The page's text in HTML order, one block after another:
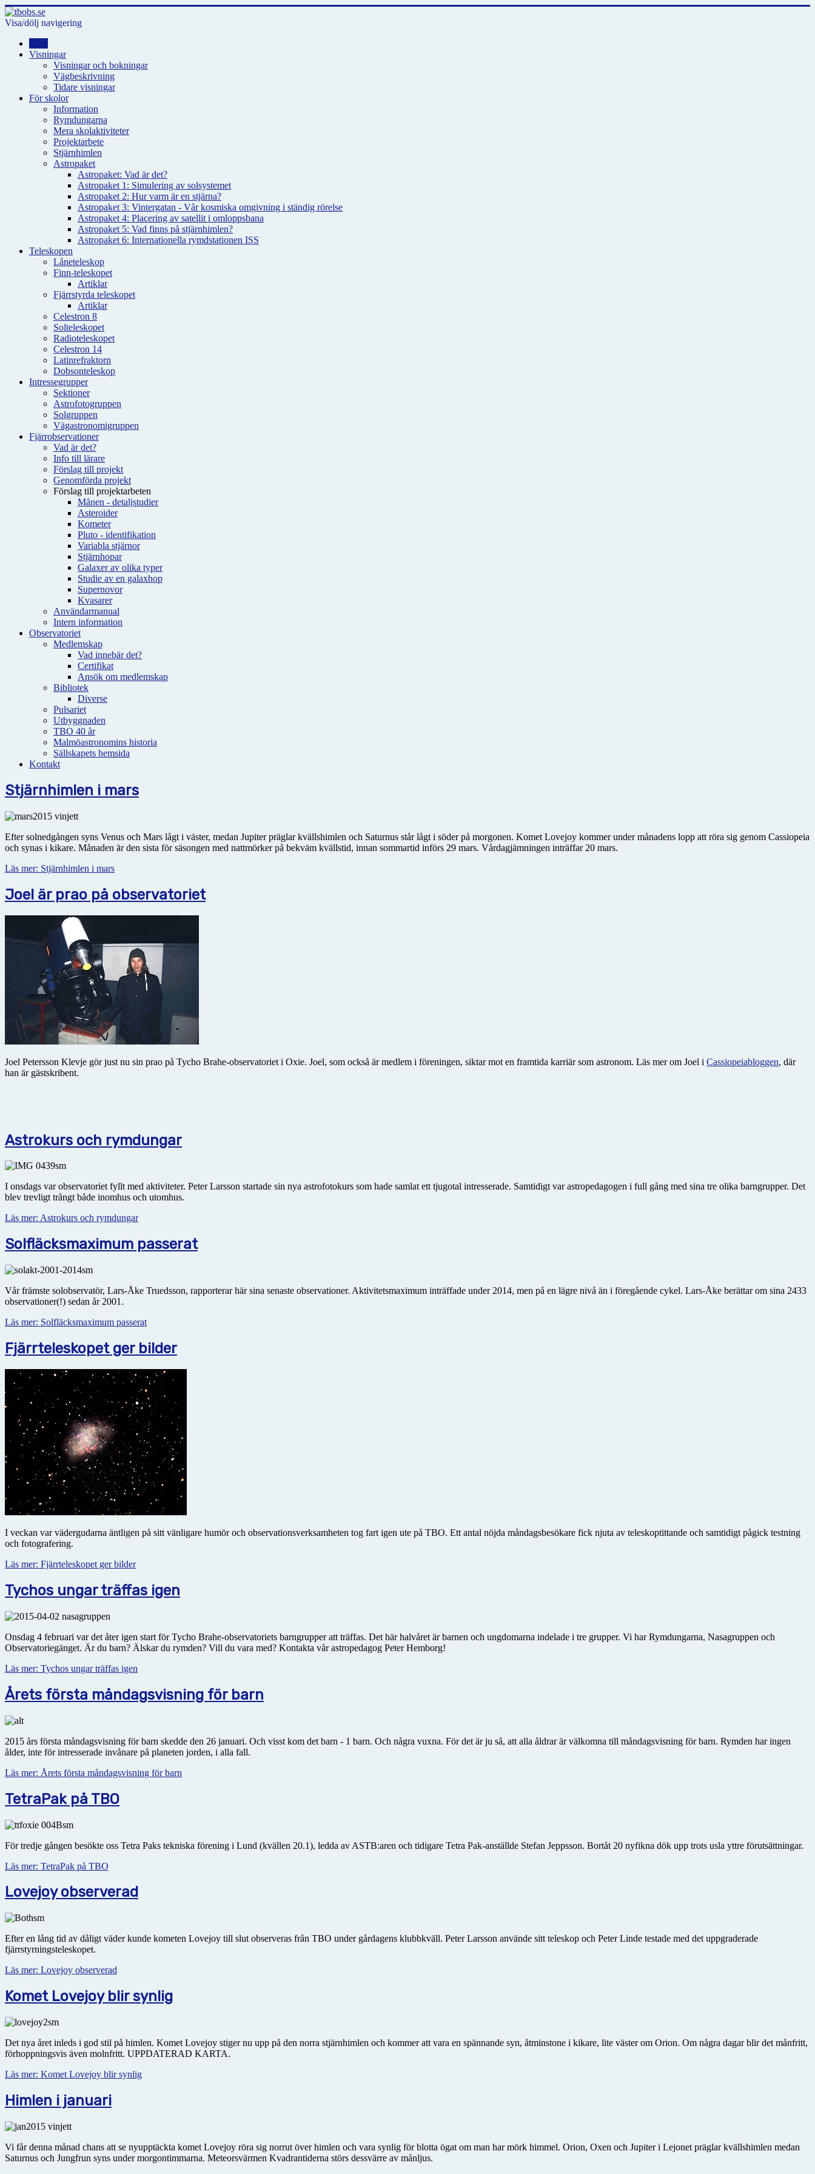
Visa/dölj navigering
Visningar
Visningar och bokningar
Vägbeskrivning
Tidare visningar
För skolor
Information
Rymdungarna
Mera skolaktiviteter
Projektarbete
Stjärnhimlen
Astropaket
Astropaket: Vad är det?
Astropaket 1: Simulering av solsystemet
Astropaket 2: Hur varm är en stjärna?
Astropaket 3: Vintergatan - Vår kosmiska omgivning i ständig rörelse
Astropaket 4: Placering av satellit i omloppsbana
Astropaket 5: Vad finns på stjärnhimlen?
Astropaket 6: Internationella rymdstationen ISS
Teleskopen
Låneteleskop
Finn-teleskopet
Artiklar
Fjärrstyrda teleskopet
Artiklar
Celestron 8
Solteleskopet
Radioteleskopet
Celestron 14
Latinrefraktorn
Dobsonteleskop
Intressegrupper
Sektioner
Astrofotogruppen
Solgruppen
Vägastronomigruppen
Fjärrobservationer
Vad är det?
Info till lärare
Förslag till projekt
Genomförda projekt
Förslag till projektarbeten
Månen - detaljstudier
Asteroider
Kometer
Pluto - identifikation
Variabla stjärnor
Stjärnhopar
Galaxer av olika typer
Studie av en galaxhop
Supernovor
Kvasarer
Användarmanual
Intern information
Observatoriet
Medlemskap
Vad innebär det?
Certifikat
Ansök om medlemskap
Bibliotek
Diverse
Pulsariet
Utbyggnaden
TBO 40 år
Malmöastronomins historia
Sällskapets hemsida
Kontakt
Stjärnhimlen i mars
Efter solnedgången syns Venus och Mars lågt i väster, medan Jupiter präglar kvällshimlen och Saturnus står lågt i söder på morgonen. Komet Lovejoy kommer under månadens lopp att röra sig genom Cassiopeia
och synas i kikare. Månaden är den sista för säsongen med nattmörker på bekväm kvällstid, innan sommartid införs 29 mars. Vårdagjämningen inträffar 20 mars.
Läs mer: Stjärnhimlen i mars
Joel är prao på observatoriet
Joel Petersson Klevje gör just nu sin prao på Tycho Brahe-observatoriet i Oxie. Joel, som också är medlem i föreningen, siktar mot en framtida karriär som astronom. Läs mer om Joel i Cassiopeiabloggen, där
han är gästskribent.
Astrokurs och rymdungar
I onsdags var observatoriet fyllt med aktiviteter. Peter Larsson startade sin nya astrofotokurs som hade samlat ett tjugotal intresserade. Samtidigt var astropedagogen i full gång med sina tre olika barngrupper. Det
blev trevligt trångt både inomhus och utomhus.
Läs mer: Astrokurs och rymdungar
Solfläcksmaximum passerat
Vår främste solobservatör, Lars-Åke Truedsson, rapporterar här sina senaste observationer. Aktivitetsmaximum inträffade under 2014, men på en lägre nivå än i föregående cykel. Lars-Åke berättar om sina 2433
observationer(!) sedan år 2001.
Läs mer: Solfläcksmaximum passerat
Fjärrteleskopet ger bilder
I veckan var vädergudarna äntligen på sitt vänligare humör och observationsverksamheten tog fart igen ute på TBO. Ett antal nöjda måndagsbesökare fick njuta av teleskoptittande och samtidigt pågick testning
och fotografering.
Läs mer: Fjärrteleskopet ger bilder
Tychos ungar träffas igen
Onsdag 4 februari var det åter igen start för Tycho Brahe-observatoriets barngrupper att träffas. Det här halvåret är barnen och ungdomarna indelade i tre grupper. Vi har Rymdungarna, Nasagruppen och
Observatoriegänget. Är du barn? Älskar du rymden? Vill du vara med? Kontakta vår astropedagog Peter Hemborg!
Läs mer: Tychos ungar träffas igen
Årets första måndagsvisning för barn
2015 års första måndagsvisning för barn skedde den 26 januari. Och visst kom det barn - 1 barn. Och några vuxna. För det är ju så, att alla åldrar är välkomna till måndagsvisning för barn. Rymden har ingen
ålder, inte för intresserade invånare på planeten jorden, i alla fall.
Läs mer: Årets första måndagsvisning för barn
TetraPak på TBO
För tredje gången besökte oss Tetra Paks tekniska förening i Lund (kvällen 20.1), ledda av ASTB:aren och tidigare Tetra Pak-anställde Stefan Jeppsson. Bortåt 20 nyfikna dök upp trots usla yttre förutsättningar.
Läs mer: TetraPak på TBO
Lovejoy observerad
Efter en lång tid av dåligt väder kunde kometen Lovejoy till slut observeras från TBO under gårdagens klubbkväll. Peter Larsson använde sitt teleskop och Peter Linde testade med det uppgraderade
fjärrstyrningsteleskopet.
Läs mer: Lovejoy observerad
Komet Lovejoy blir synlig
Det nya året inleds i god stil på himlen. Komet Lovejoy stiger nu upp på den norra stjärnhimlen och kommer att vara en spännande syn, åtminstone i kikare, lite väster om Orion. Om några dagar blir det månfritt,
förhoppningsvis även molnfritt. UPPDATERAD KARTA.
Läs mer: Komet Lovejoy blir synlig
Himlen i januari
Vi får denna månad chans att se nyupptäckta komet Lovejoy röra sig norrut över himlen och vara synlig för blotta ögat om man har mörk himmel. Orion, Oxen och Jupiter i Lejonet präglar kvällshimlen medan
Saturnus och Jungfrun syns under morgontimmarna. Meteorsvärmen Kvadrantiderna störs dessvärre av månljus.